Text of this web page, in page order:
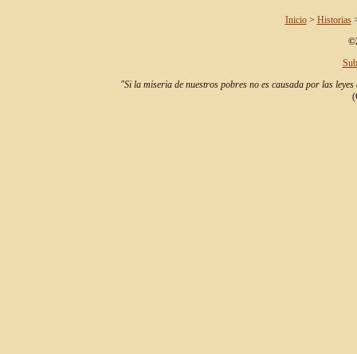
Inicio> Historias
"Si la miseria de nuestros pobres no es causada por las